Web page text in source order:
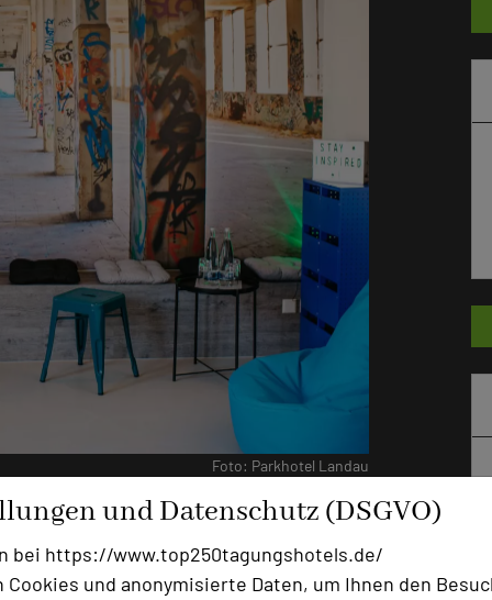
und Datenschutz (DSGVO)
bei https://www.top250tagungshotels.de/
und anonymisierte Daten, um Ihnen den
Foto: Parkhotel Landau
dies und viel mehr.